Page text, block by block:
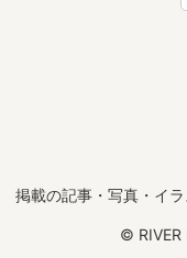
掲載の記事・写真・イ
© RIVER